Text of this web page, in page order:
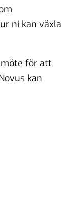
ni kan växla
möte för att
kan